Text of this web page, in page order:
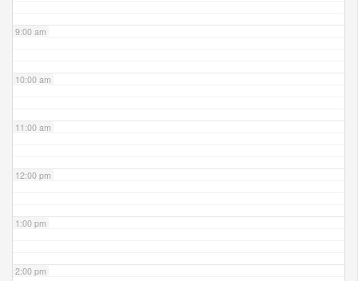
9:00 am
10:00 am
11:00 am
12:00 pm
1:00 pm
2:00 pm